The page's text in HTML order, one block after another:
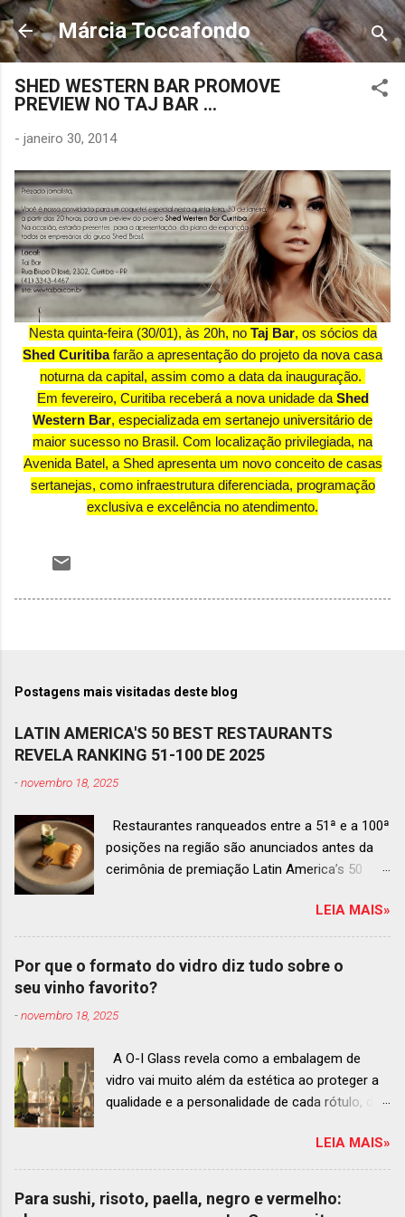
Pular para o conteúdo principal
Márcia Toccafondo
SHED WESTERN BAR PROMOVE
PREVIEW NO TAJ BAR ...
- janeiro 30, 2014
Nesta quinta-feira (30/01), às 20h, no Taj Bar, os sócios da
Shed Curitibafarão a apresentação do projeto da nova casa
noturna da capital, assim como a data da inauguração.
Em fevereiro, Curitiba receberá a nova unidade da Shed
Western Bar, especializada em sertanejo universitário de
maior sucesso no Brasil. Com localização privilegiada, na
Avenida Batel, a Shed apresenta um novo conceito de casas
sertanejas, como infraestrutura diferenciada, programação
exclusiva e excelência no atendimento.
Postagens mais visitadas deste blog
LATIN AMERICA'S 50 BEST RESTAURANTS
REVELA RANKING 51-100 DE 2025
-novembro 18, 2025
Restaurantes ranqueados entre a 51ª e a 100ª
posições na região são anunciados antes da
cerimônia de premiação Latin America’s 50
de dezembro em Antígua, Guatemala
Prato do Origem, o brasileiro mais
bem ranqueado na lista estendida O Latin
America’s 50 Best Restaurants anunciou hoje a
ranqueados nas posições No.51 a No.100,em
diversificado da gastronomia de toda a região.
A lista expandida demonstra o empenho da
organização em reconhecer um espectro mais
palco para a grande revelação da premiação do
Latin America’s 50 Best Restaurants 2025,
patrocinada por S.Pellegrino & Acqua Panna,
LEIA MAIS»
Por que o formato do vidro diz tudo sobre o
seu vinho favorito?
-novembro 18, 2025
A O-I Glass revela como a embalagem de
vidro vai muito além da estética ao proteger a
qualidade e a personalidade de cada rótulo, do
O mercado brasileiro de vinhos permanece
aquecido e em franca ascensão. Enquanto o
setor global encolheu 2% entre 2019 e 2024, o
Brasil registrou um crescimento de 3% no
LEIA MAIS»
Para sushi, risoto, paella, negro e vermelho: